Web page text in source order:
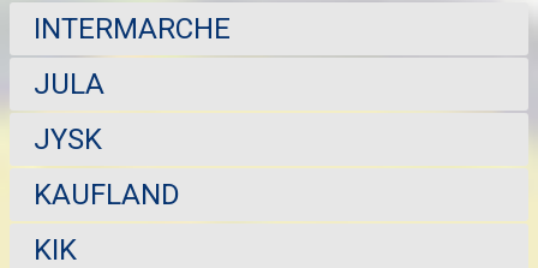
INTERMARCHE
JULA
JYSK
KAUFLAND
KIK